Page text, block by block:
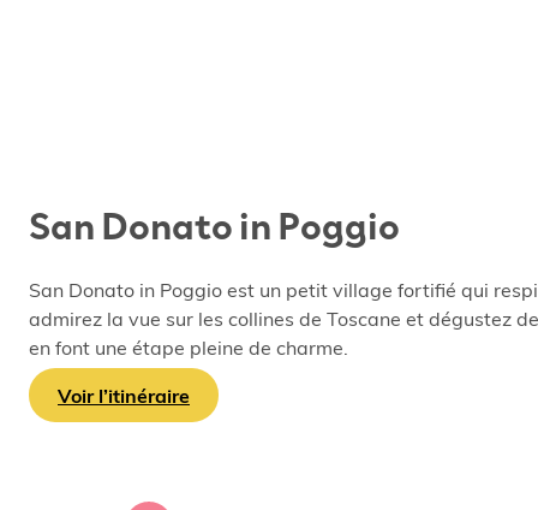
San Donato in Poggio
San Donato in Poggio est un petit village fortifié qui
admirez la vue sur les collines de Toscane et dégustez
en font une étape pleine de charme.
Voir l’itinéraire